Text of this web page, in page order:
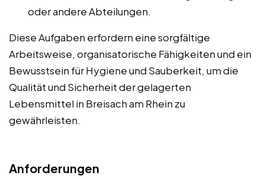
oder andere Abteilungen.
Diese Aufgaben erfordern eine sorgfältige
Arbeitsweise, organisatorische Fähigkeiten und ein
Bewusstsein für Hygiene und Sauberkeit, um die
Qualität und Sicherheit der gelagerten
Lebensmittel in Breisach am Rhein zu
gewährleisten.
Anforderungen